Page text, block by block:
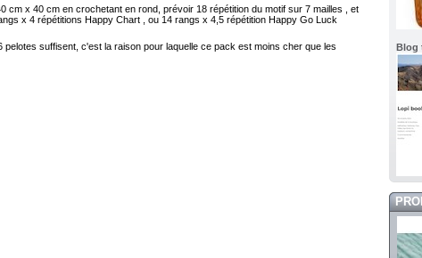
cm x 40 cm en crochetant en rond, prévoir 18 répétition du motif sur 7 mailles , et
x 4 répétitions Happy Chart , ou 14 rangs x 4,5 répétition Happy Go Luck
pelotes suffisent, c'est la raison pour laquelle ce pack est moins cher que les
Blog